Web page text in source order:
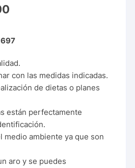
con las medidas indicadas.
de dietas o planes
están perfectamente
medio ambiente ya que son
aro y se puedes